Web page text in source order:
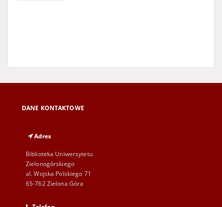
DANE KONTAKTOWE
Adres
Biblioteka Uniwersytetu
Zielonogórskiego
al. Wojska Polskiego 71
65-762 Zielona Góra